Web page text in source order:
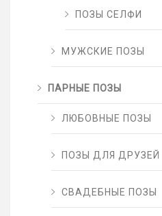
ПОЗЫ СЕЛФИ
МУЖСКИЕ ПОЗЫ
ПАРНЫЕ ПОЗЫ
ЛЮБОВНЫЕ ПОЗЫ
ПОЗЫ ДЛЯ ДРУЗЕЙ
СВАДЕБНЫЕ ПОЗЫ